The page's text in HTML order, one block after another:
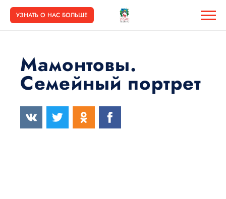
УЗНАТЬ О НАС БОЛЬШЕ
Мамонтовы.
Семейный портрет